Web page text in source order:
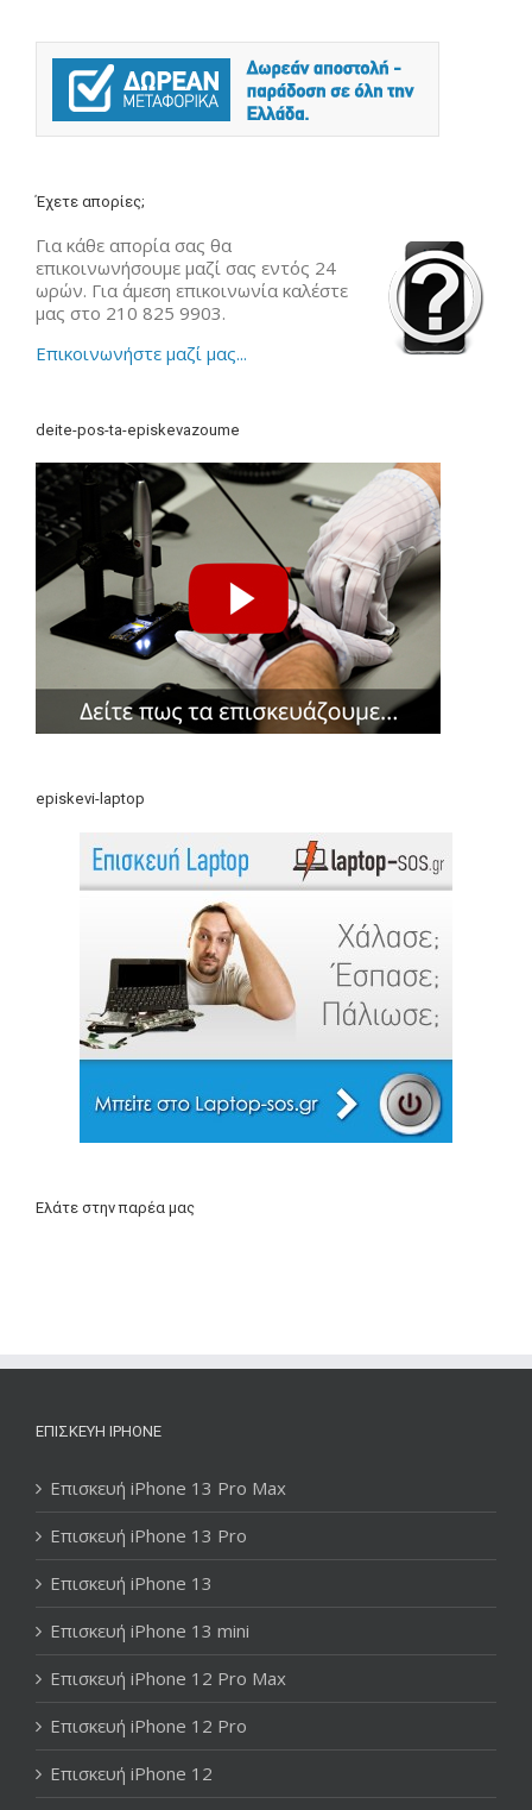
Έχετε απορίες;
Για κάθε απορία σας θα
επικοινωνήσουμε μαζί σας εντός 24
ωρών. Για άμεση επικοινωνία καλέστε
μας στο 210 825 9903.
Επικοινωνήστε μαζί μας...
deite-pos-ta-episkevazoume
episkevi-laptop
Ελάτε στην παρέα μας
ΕΠΙΣΚΕΥΉ IPHONE
Επισκευή iPhone 13 Pro Max
Επισκευή iPhone 13 Pro
Επισκευή iPhone 13
Επισκευή iPhone 13 mini
Επισκευή iPhone 12 Pro Max
Επισκευή iPhone 12 Pro
Επισκευή iPhone 12